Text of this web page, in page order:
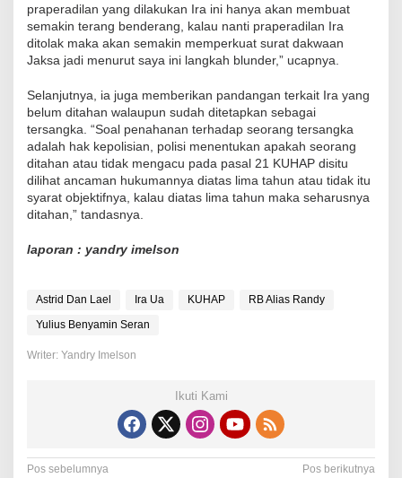
praperadilan yang dilakukan Ira ini hanya akan membuat
semakin terang benderang, kalau nanti praperadilan Ira
ditolak maka akan semakin memperkuat surat dakwaan
Jaksa jadi menurut saya ini langkah blunder,” ucapnya.
Selanjutnya, ia juga memberikan pandangan terkait Ira yang
belum ditahan walaupun sudah ditetapkan sebagai
tersangka. “Soal penahanan terhadap seorang tersangka
adalah hak kepolisian, polisi menentukan apakah seorang
ditahan atau tidak mengacu pada pasal 21 KUHAP disitu
dilihat ancaman hukumannya diatas lima tahun atau tidak itu
syarat objektifnya, kalau diatas lima tahun maka seharusnya
ditahan,” tandasnya.
laporan : yandry imelson
Astrid Dan Lael Ira Ua KUHAP
RB Alias Randy
Yulius Benyamin Seran
Writer: Yandry Imelson
Ikuti Kami
Pos sebelumnya
Pos berikutnya